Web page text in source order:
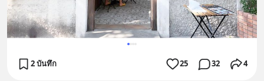
2 บันทึก 25 32 4